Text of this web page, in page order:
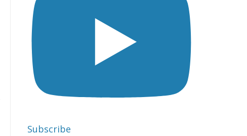
Subscribe